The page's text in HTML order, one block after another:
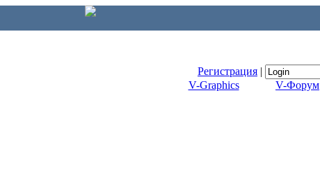
Регистрация |
V-Graphics
V-Форум